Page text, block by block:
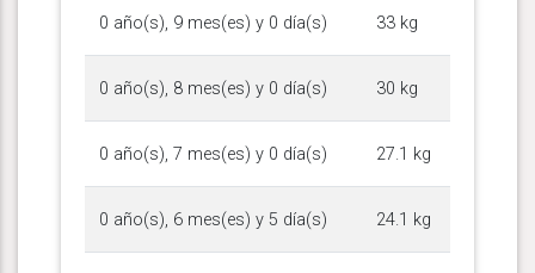
0 año(s), 9 mes(es) y 0 día(s) 33 kg
0 año(s), 8 mes(es) y 0 día(s) 30 kg
0 año(s), 7 mes(es) y 0 día(s) 27.1 kg
0 año(s), 6 mes(es) y 5 día(s) 24.1 kg